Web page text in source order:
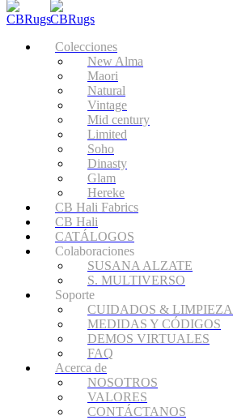
Colecciones
New Alma
Maori
Natural
Vintage
Mid century
Limited
Soho
Dinasty
Glam
Hereke
CB Hali Fabrics
CB Hali
CATÁLOGOS
Colaboraciones
SUSANA ALZATE
S. MULTIVERSO
Soporte
CUIDADOS & LIMPIEZA
MEDIDAS Y CÓDIGOS
DEMOS VIRTUALES
FAQ
Acerca de
NOSOTROS
VALORES
CONTÁCTANOS